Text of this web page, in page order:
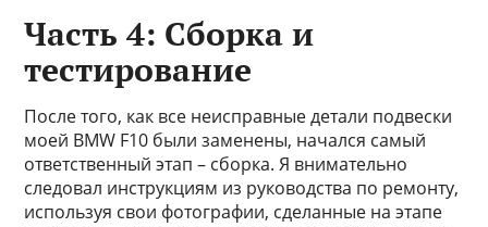
Часть 4: Сборка и
тестирование
После того, как все неисправные детали подвески
моей BMW F10 были заменены, начался самый
ответственный этап – сборка. Я внимательно
следовал инструкциям из руководства по ремонту,
используя свои фотографии, сделанные на этапе